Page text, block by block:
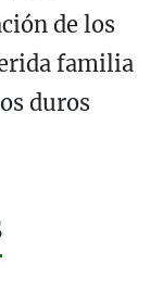
de los
familia
duros